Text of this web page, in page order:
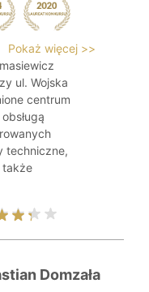
Pokaż więcej >>
ul. Wojska
centrum
techniczne,
także
Domzała